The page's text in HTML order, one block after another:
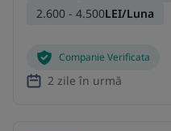
2.600 - 4.500LEI/Luna
Companie Verificata
2 zile în urmă